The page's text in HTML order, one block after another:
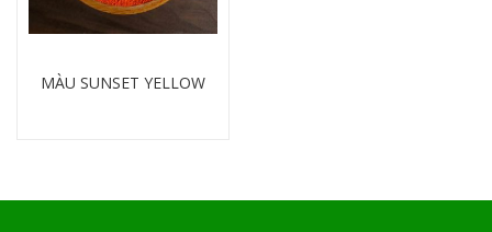
MÀU SUNSET YELLOW